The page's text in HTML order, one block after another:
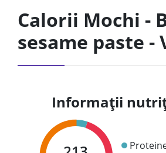
Calorii Mochi -
sesame paste -
Informații